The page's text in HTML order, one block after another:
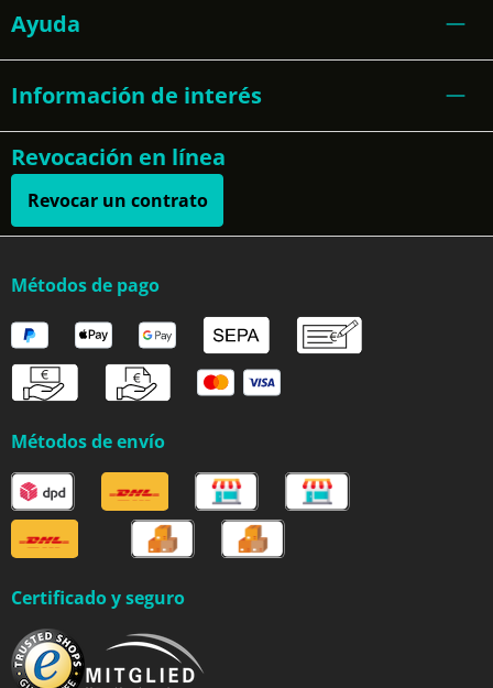
Ayuda
Información de interés
Revocación en línea
Revocar un contrato
Métodos de pago
Métodos de envío
Certificado y seguro